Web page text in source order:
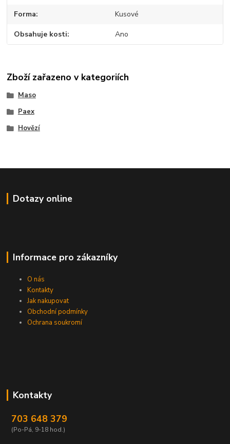
Forma Kusové
Obsahuje kosti Ano
Zboží zařazeno v kategoriích
Maso
Paex
Hovězí
Dotazy online
Informace pro zákazníky
O nás
Kontakty
Jak nakupovat
Obchodní podmínky
Ochrana soukromí
Kontakty
703 648 379
(Po-Pá, 9-18 hod.)